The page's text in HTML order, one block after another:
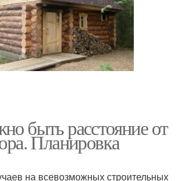
быть расстояние от
Планировка
на всевозможных строительных